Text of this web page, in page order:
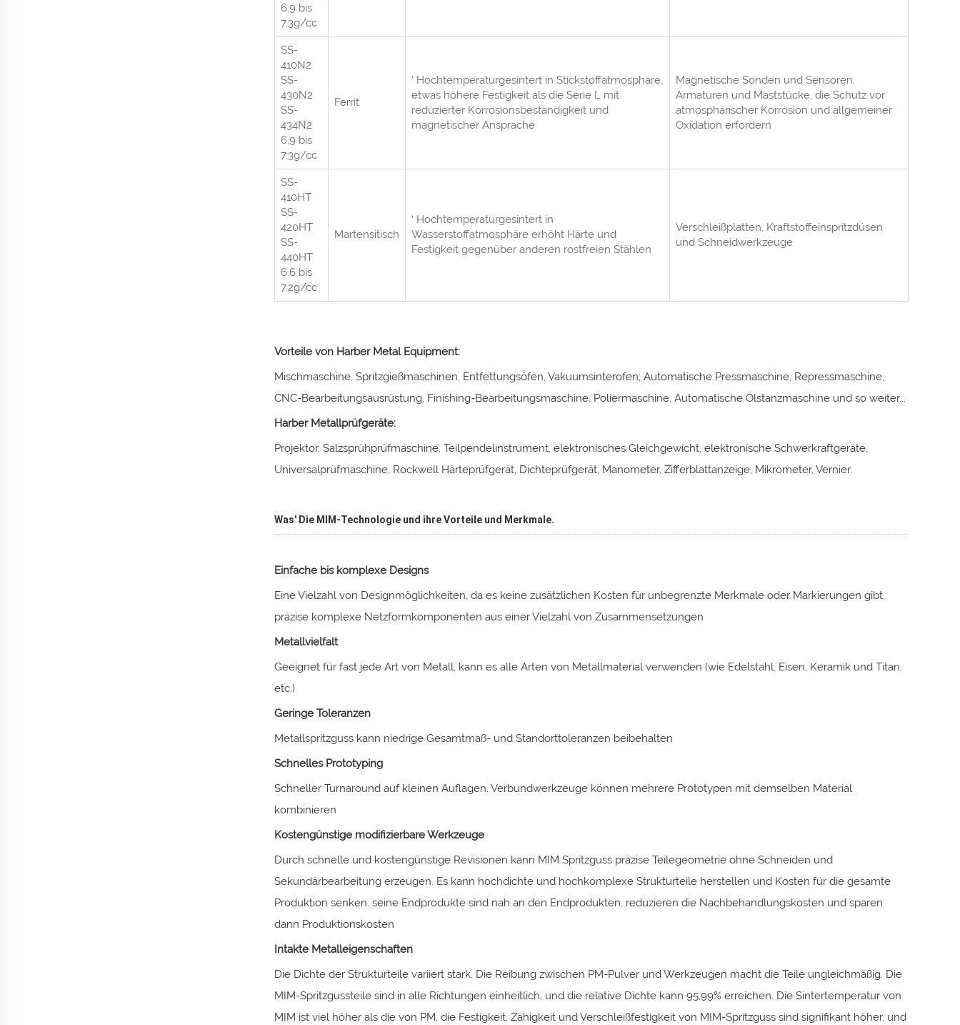
6,9 bis
7,3g/cc
SS-
410N2
SS-
430N2
SS-
434N2
6,9 bis
7,3g/cc
Ferrit
‘ Hochtemperaturgesintert in Stickstoffatmosphäre,
etwas höhere Festigkeit als die Serie L mit
reduzierter Korrosionsbeständigkeit und
magnetischer Ansprache
Magnetische Sonden und Sensoren,
Armaturen und Maststücke, die Schutz vor
atmosphärischer Korrosion und allgemeiner
Oxidation erfordern
SS-
410HT
SS-
420HT
SS-
440HT
6.6 bis
7.2g/cc
Martensitisch
‘ Hochtemperaturgesintert in
Wasserstoffatmosphäre erhöht Härte und
Festigkeit gegenüber anderen rostfreien Stählen
Verschleißplatten, Kraftstoffeinspritzdüsen
und Schneidwerkzeuge
Vorteile von Harber Metal Equipment:
Mischmaschine, Spritzgießmaschinen, Entfettungsöfen, Vakuumsinterofen; Automatische Pressmaschine, Repressmaschine,
CNC-Bearbeitungsausrüstung, Finishing-Bearbeitungsmaschine, Poliermaschine, Automatische Ölstanzmaschine und so weiter...
Harber Metallprüfgeräte:
Projektor, Salzsprühprüfmaschine, Teilpendelinstrument, elektronisches Gleichgewicht, elektronische Schwerkraftgeräte,
Universalprüfmaschine, Rockwell Härteprüfgerät, Dichteprüfgerät, Manometer, Zifferblattanzeige, Mikrometer, Vernier.
Was' Die MIM-Technologie und ihre Vorteile und Merkmale.
Einfache bis komplexe Designs
Eine Vielzahl von Designmöglichkeiten, da es keine zusätzlichen Kosten für unbegrenzte Merkmale oder Markierungen gibt,
präzise komplexe Netzformkomponenten aus einer Vielzahl von Zusammensetzungen
Metallvielfalt
Geeignet für fast jede Art von Metall, kann es alle Arten von Metallmaterial verwenden (wie Edelstahl, Eisen, Keramik und Titan,
etc.)
Geringe Toleranzen
Metallspritzguss kann niedrige Gesamtmaß- und Standorttoleranzen beibehalten
Schnelles Prototyping
Schneller Turnaround auf kleinen Auflagen. Verbundwerkzeuge können mehrere Prototypen mit demselben Material
kombinieren
Kostengünstige modifizierbare Werkzeuge
Durch schnelle und kostengünstige Revisionen kann MIM Spritzguss präzise Teilegeometrie ohne Schneiden und
Sekundärbearbeitung erzeugen. Es kann hochdichte und hochkomplexe Strukturteile herstellen und Kosten für die gesamte
Produktion senken. seine Endprodukte sind nah an den Endprodukten, reduzieren die Nachbehandlungskosten und sparen
dann Produktionskosten
Intakte Metalleigenschaften
Die Dichte der Strukturteile variiert stark. Die Reibung zwischen PM-Pulver und Werkzeugen macht die Teile ungleichmäßig. Die
MIM-Spritzgussteile sind in alle Richtungen einheitlich, und die relative Dichte kann 95,99% erreichen. Die Sintertemperatur von
MIM ist viel höher als die von PM, die Festigkeit, Zähigkeit und Verschleißfestigkeit von MIM-Spritzguss sind signifikant höher, und